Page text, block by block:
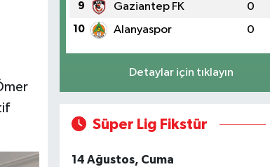
9 Gaziantep FK 0
10 Alanyaspor 0
Detaylar için tıklayın
Süper Lig Fikstür
14 Ağustos, Cuma